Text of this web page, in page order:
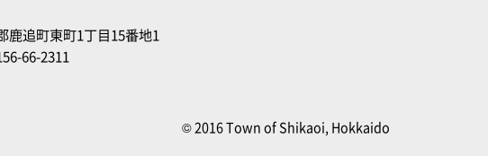
鹿追町東町1丁目15番地1
66-2311
© 2016 Town of Shikaoi, Hokkaido